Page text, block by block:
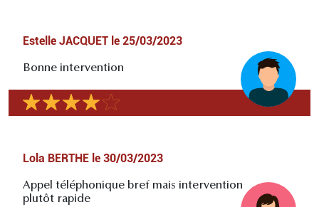
Estelle JACQUET le 25/03/2023
Bonne intervention
Lola BERTHE le 30/03/2023
Appel téléphonique bref mais intervention
plutôt rapide